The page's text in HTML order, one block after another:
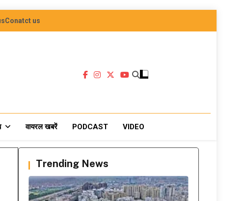
Conatct us
वायरल खबरें PODCAST VIDEO
Trending News